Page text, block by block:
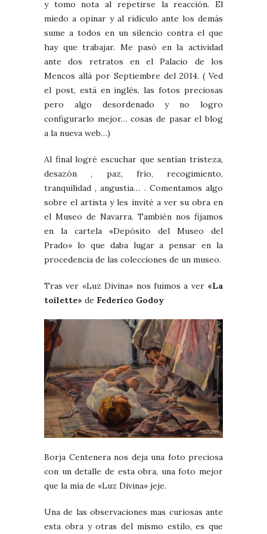
y tomo nota al repetirse la reacción. El
miedo a opinar y al ridículo ante los demás
sume a todos en un silencio contra el que
hay que trabajar. Me pasó en la actividad
ante dos retratos en el Palacio de los
Mencos allá por Septiembre del 2014. ( Ved
el post, está en inglés, las fotos preciosas
pero algo desordenado y no logro
configurarlo mejor… cosas de pasar el blog
a la nueva web…)
Al final logré escuchar que sentían tristeza,
desazón , paz, frío, recogimiento,
tranquilidad , angustia… . Comentamos algo
sobre el artista y les invité a ver su obra en
el Museo de Navarra. También nos fijamos
en la cartela «Depósito del Museo del
Prado» lo que daba lugar a pensar en la
procedencia de las colecciones de un museo.
Tras ver «Luz Divina» nos fuimos a ver «La
toilette» de Federico Godoy
Borja Centenera nos deja una foto preciosa
con un detalle de esta obra, una foto mejor
que la mía de «Luz Divina» jeje.
Una de las observaciones mas curiosas ante
esta obra y otras del mismo estilo, es que